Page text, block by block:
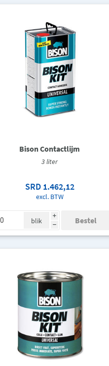
Bison Contactlijm
3 liter
SRD 1.462,12
excl. BTW
i
h
blik